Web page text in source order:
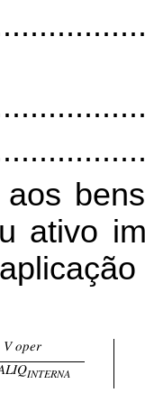
ativo
𝑉 𝑜𝑝𝑒𝑟
𝐼𝑁𝑇𝐸𝑅𝑁𝐴